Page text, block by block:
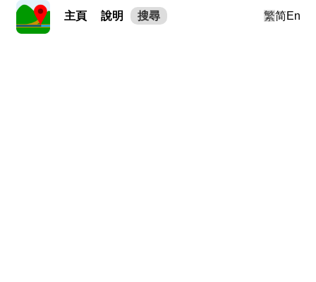
主頁 說明 搜尋 繁简En